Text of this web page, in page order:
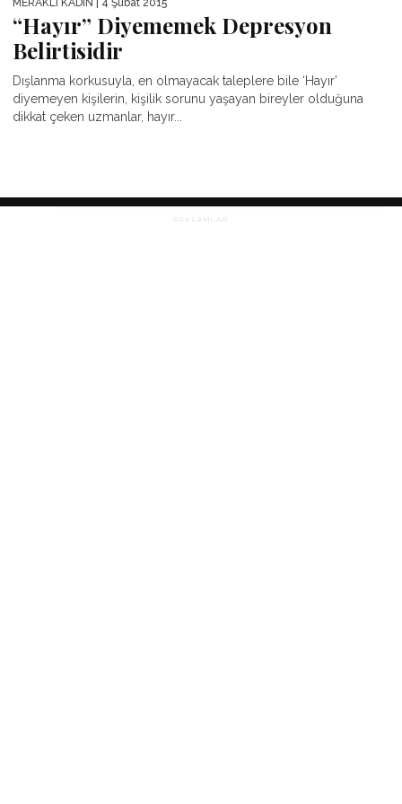
MERAKLI KADIN | 4 Şubat 2015
“Hayır” Diyememek Depresyon
Belirtisidir
Dışlanma korkusuyla, en olmayacak taleplere bile ‘Hayır’
diyemeyen kişilerin, kişilik sorunu yaşayan bireyler olduğuna
dikkat çeken uzmanlar, hayır...
REKLAMLAR